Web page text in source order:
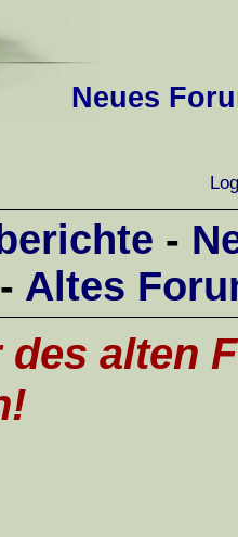
Neues
-
- Altes
des alten